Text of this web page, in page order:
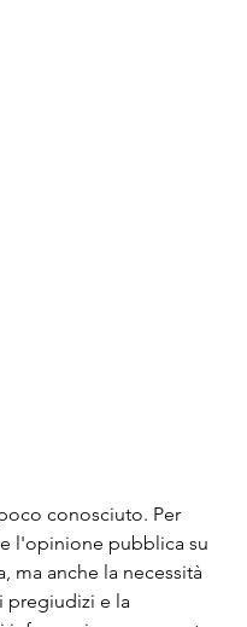
l'opinione pubblica su
ma anche la necessità
pregiudizi e la